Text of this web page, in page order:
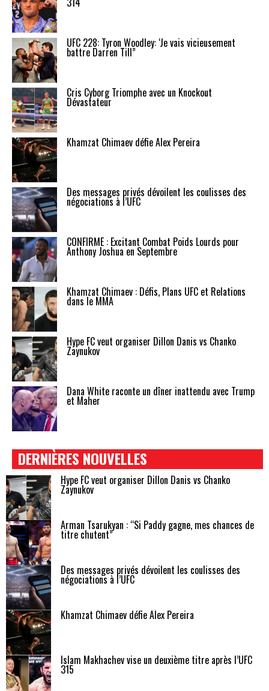
UFC 228: Tyron Woodley: ‘Je vais vicieusement
battre Darren Till”
Cris Cyborg Triomphe avec un Knockout
Dévastateur
Khamzat Chimaev défie Alex Pereira
Des messages privés dévoilent les coulisses des
négociations à l’UFC
CONFIRMÉ : Excitant Combat Poids Lourds pour
Anthony Joshua en Septembre
Khamzat Chimaev : Défis, Plans UFC et Relations
dans le MMA
Hype FC veut organiser Dillon Danis vs Chanko
Zaynukov
Dana White raconte un dîner inattendu avec Trump
et Maher
DERNIÈRES NOUVELLES
Hype FC veut organiser Dillon Danis vs Chanko
Zaynukov
Arman Tsarukyan : “Si Paddy gagne, mes chances de
titre chutent”
Des messages privés dévoilent les coulisses des
négociations à l’UFC
Khamzat Chimaev défie Alex Pereira
Islam Makhachev vise un deuxième titre après l’UFC
315